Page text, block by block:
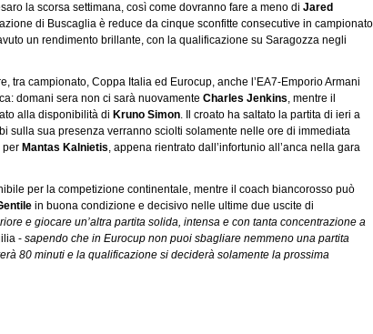
la scorsa settimana, così come dovranno fare a meno di Jared
di Buscaglia è reduce da cinque sconfitte consecutive in
un rendimento brillante, con la qualificazione su Saragozza negli
tra campionato, Coppa Italia ed Eurocup, anche l’EA7-Emporio Armani
domani sera non ci sarà nuovamente Charles Jenkins, mentre il
alla disponibilità di Kruno Simon. Il croato ha saltato la partita di ieri a
sulla sua presenza verranno sciolti solamente nelle ore di immediata
per Mantas Kalnietis, appena rientrato dall’infortunio all’anca nella gara
per la competizione continentale, mentre il coach biancorosso può
in buona condizione e decisivo nelle ultime due uscite di
e giocare un’altra partita solida, intensa e con tanta concentrazione a
- sapendo che in Eurocup non puoi sbagliare nemmeno una partita
80 minuti e la qualificazione si deciderà solamente la prossima